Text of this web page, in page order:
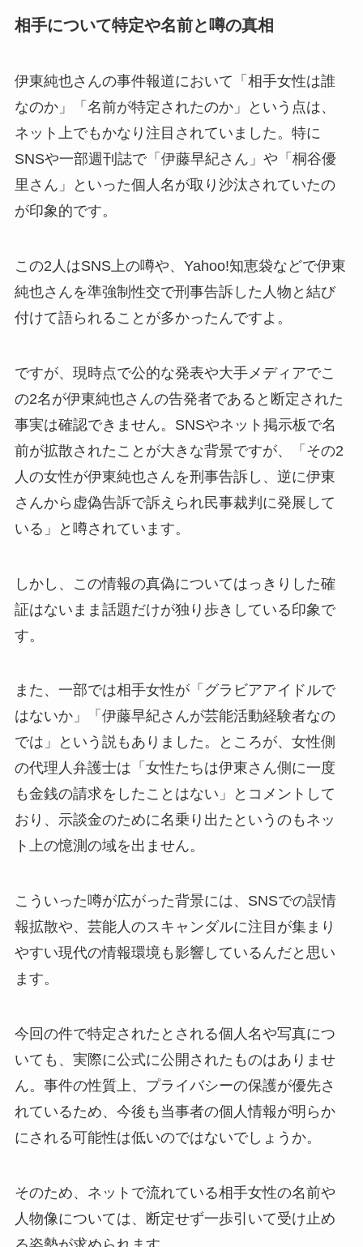
相手について特定や名前と噂の真相
伊東純也さんの事件報道において「相手女性は誰
なのか」「名前が特定されたのか」という点は、
ネット上でもかなり注目されていました。特に
SNSや一部週刊誌で「伊藤早紀さん」や「桐谷優
里さん」といった個人名が取り沙汰されていたの
が印象的です。
この2人はSNS上の噂や、Yahoo!知恵袋などで伊東
純也さんを準強制性交で刑事告訴した人物と結び
付けて語られることが多かったんですよ。
ですが、現時点で公的な発表や大手メディアでこ
の2名が伊東純也さんの告発者であると断定された
事実は確認できません。SNSやネット掲示板で名
前が拡散されたことが大きな背景ですが、「その2
人の女性が伊東純也さんを刑事告訴し、逆に伊東
さんから虚偽告訴で訴えられ民事裁判に発展して
いる」と噂されています。
しかし、この情報の真偽についてはっきりした確
証はないまま話題だけが独り歩きしている印象で
す。
また、一部では相手女性が「グラビアアイドルで
はないか」「伊藤早紀さんが芸能活動経験者なの
では」という説もありました。ところが、女性側
の代理人弁護士は「女性たちは伊東さん側に一度
も金銭の請求をしたことはない」とコメントして
おり、示談金のために名乗り出たというのもネッ
ト上の憶測の域を出ません。
こういった噂が広がった背景には、SNSでの誤情
報拡散や、芸能人のスキャンダルに注目が集まり
やすい現代の情報環境も影響しているんだと思い
ます。
今回の件で特定されたとされる個人名や写真につ
いても、実際に公式に公開されたものはありませ
ん。事件の性質上、プライバシーの保護が優先さ
れているため、今後も当事者の個人情報が明らか
にされる可能性は低いのではないでしょうか。
そのため、ネットで流れている相手女性の名前や
人物像については、断定せず一歩引いて受け止め